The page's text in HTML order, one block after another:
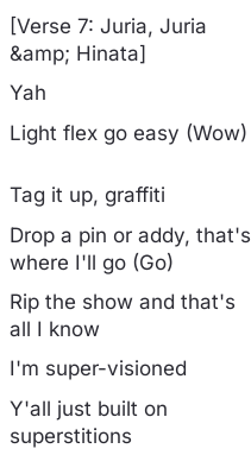
[Verse 7: Juria, Juria
&amp; Hinata]
Yah
Light flex go easy (Wow)
Tag it up, graffiti
Drop a pin or addy, that's
where I'll go (Go)
Rip the show and that's
all I know
I'm super-visioned
Y'all just built on
superstitions